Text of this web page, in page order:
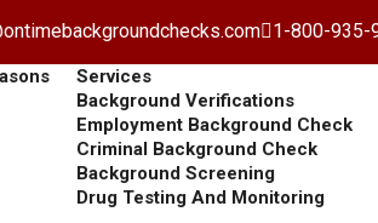
1-800-935-
Services
Background Verifications
Employment Background Check
Criminal Background Check
Background Screening
Drug Testing And Monitoring